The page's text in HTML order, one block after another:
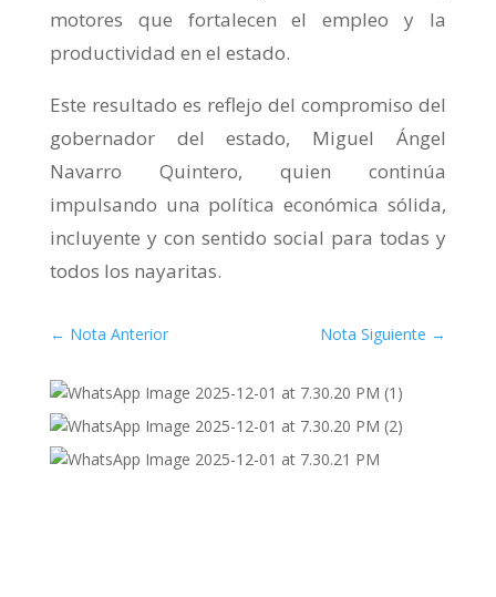
motores que fortalecen el empleo y la
productividad en el estado.
Este resultado es reflejo del compromiso del
gobernador del estado, Miguel Ángel
Navarro Quintero, quien continúa
impulsando una política económica sólida,
incluyente y con sentido social para todas y
todos los nayaritas.
← Nota Anterior Nota Siguiente →